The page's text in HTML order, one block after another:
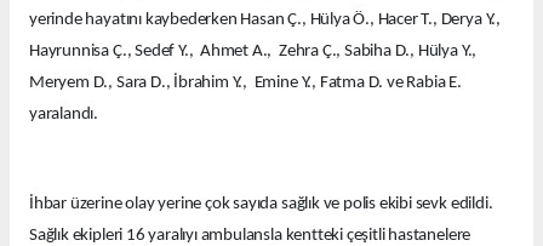
yerinde hayatını kaybederken Hasan Ç., Hülya Ö., Hacer T., Derya Y.,
Hayrunnisa Ç., Sedef Y., Ahmet A., Zehra Ç., Sabiha D., Hülya Y.,
Meryem D., Sara D., İbrahim Y., Emine Y., Fatma D. ve Rabia E.
yaralandı.
İhbar üzerine olay yerine çok sayıda sağlık ve polis ekibi sevk edildi.
Sağlık ekipleri 16 yaralıyı ambulansla kentteki çeşitli hastanelere